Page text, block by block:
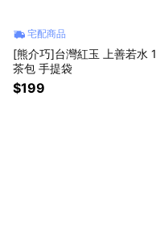
宅配商品
[熊介巧]台灣紅玉 上善若水
茶包 手提袋
$199